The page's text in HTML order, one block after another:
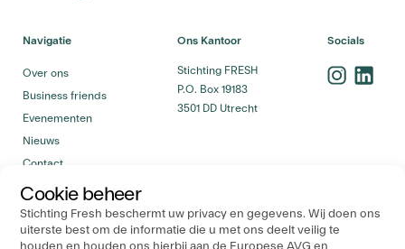
Cookie beheer
Stichting Fresh beschermt uw privacy en gegevens. Wij doen ons
uiterste best om de informatie die u met ons deelt veilig te
houden en houden ons hierbij aan de Europese AVG en
Navigatie
Over ons
Business friends
Evenementen
Nieuws
Contact
Ons Kantoor
Stichting FRESH
P.O. Box 19183
3501 DD Utrecht
Socials